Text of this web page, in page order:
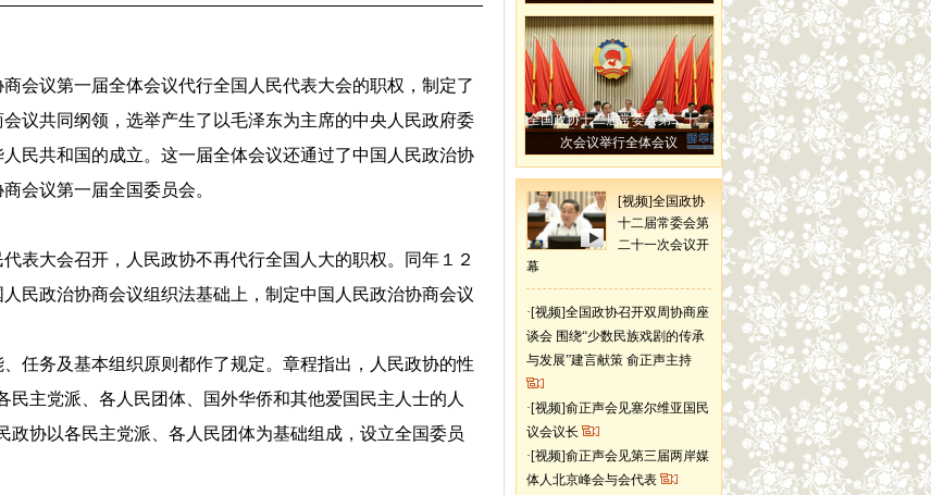
会议第一届全体会议代行全国人民代表大会的职权，制定了
议共同纲领，选举产生了以毛泽东为主席的中央人民政府委
民共和国的成立。这一届全体会议还通过了中国人民政治协
会议第一届全国委员会。
表大会召开，人民政协不再代行全国人大的职权。同年１２
民政治协商会议组织法基础上，制定中国人民政治协商会议
任务及基本组织原则都作了规定。章程指出，人民政协的性
民主党派、各人民团体、国外华侨和其他爱国民主人士的人
政协以各民主党派、各人民团体为基础组成，设立全国委员
全国政协十二届常委会第二十二
次会议举行全体会议
[视频]全国政协
十二届常委会第
二十一次会议开
幕
·[视频]全国政协召开双周协商座
谈会 围绕“少数民族戏剧的传承
与发展”建言献策 俞正声主持
·[视频]俞正声会见塞尔维亚国民
议会议长
·[视频]俞正声会见第三届两岸媒
体人北京峰会与会代表